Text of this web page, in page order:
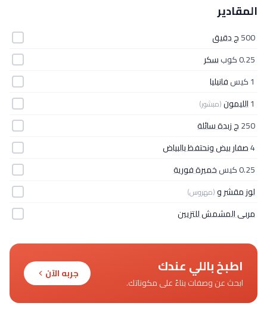
المقادير
500ج دقيق
0.25 كوب
سكر
1 كيس
فانيليا
1الليمون(مبشور)
250ج زبدة سائلة
4صفار بيض ونحتفظ بالبياض
0.25 كيس
خميرة فورية
لوز مقشر و(مهروس)
مربى المشمش للتزيين
اطبخ باللي عندك
ابحث عن وصفات بناءً على مكوناتك.
جربه الآن